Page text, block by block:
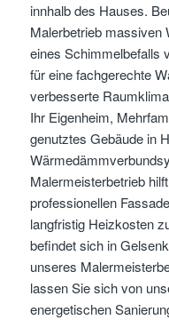
innhalb des Hauses.
Malerbetrieb massiven
eines Schimmelbefalls
für eine fachgerechte
verbesserte
Ihr Eigenheim,
genutztes Gebäude in
Malermeisterbetrieb
professionellen
langfristig Heizkosten
befindet sich in
unseres
lassen Sie sich von
energetischen